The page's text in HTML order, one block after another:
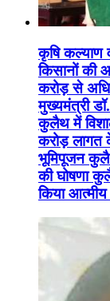
कृषि कल्याण
किसानों की
करोड़ से
मुख्यमंत्री
कुलैथ में
करोड़ लागत
भूमिपूजन
की घोषणा
किया आत्मीय